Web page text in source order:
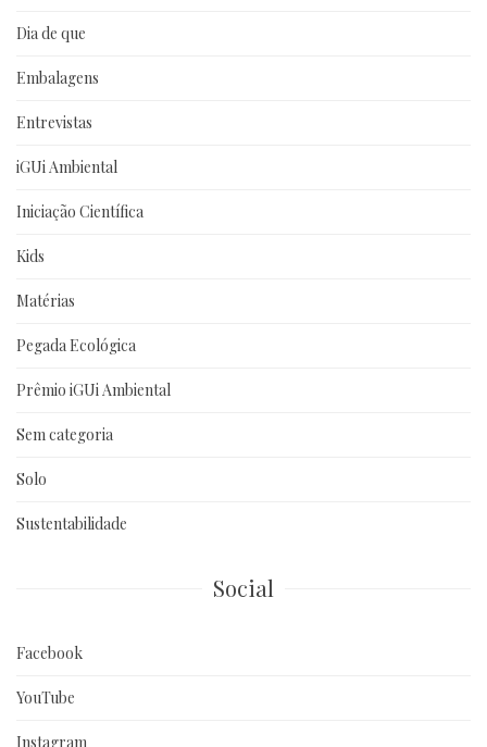
Dia de que
Embalagens
Entrevistas
iGUi Ambiental
Iniciação Científica
Kids
Matérias
Pegada Ecológica
Prêmio iGUi Ambiental
Sem categoria
Solo
Sustentabilidade
Social
Facebook
YouTube
Instagram